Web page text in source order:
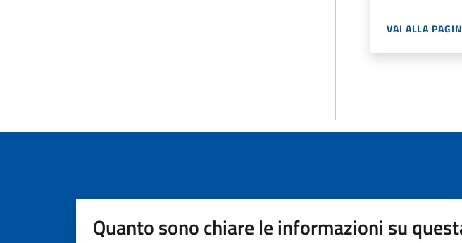
VAI ALLA
Quanto sono chiare le informazioni su